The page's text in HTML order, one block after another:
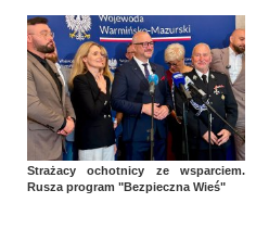
Strażacy ochotnicy ze wsparciem.
Rusza program "Bezpieczna Wieś"